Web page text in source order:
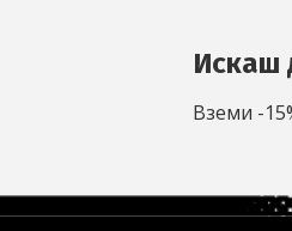
Искаш
Вземи -